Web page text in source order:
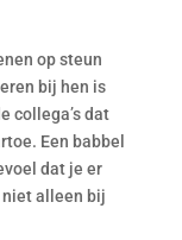
op steun
bij hen is
collega’s dat
Een babbel
dat je er
alleen bij